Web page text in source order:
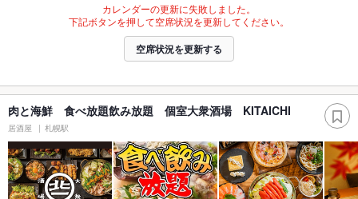
カレンダーの更新に失敗しました。
下記ボタンを押して空席状況を更新してください。
空席状況を更新する
肉と海鮮 食べ放題飲み放題 個室大衆酒場 KITAICHI
居酒屋 札幌駅